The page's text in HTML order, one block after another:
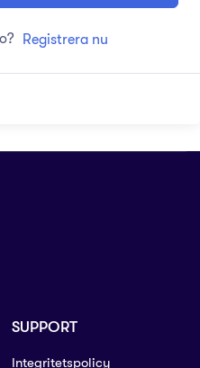
Registrera nu
SUPPORT
Integritetspolicy